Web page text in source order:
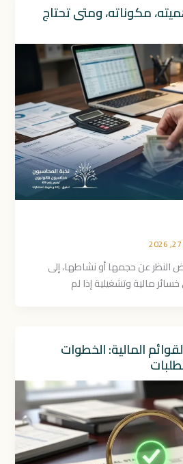
مكوناته، ومتى تحتاج
عن حجمها أو نشاطها، إلى
مالية وتشغيلية إذا لم
المالية: الخطوات